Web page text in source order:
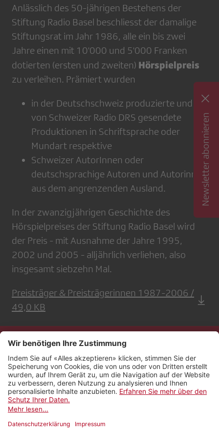
Anlässlich des 50-jährigen Bestehens der
Stiftung Radio Basel beschliesst der damalige
Stiftungsrat im Jahr 1986, alle ein bis zwei
Jahre einen mit 10'000 und 5'000 Franken
dotierten (ersten und zweiten) Hörspielpreis
zu verleihen. Prämiert wurden
in der Deutschschweiz produzierte und
von Schweizer Radio DRS gesendete
Produktionen in Schriftsprache oder
Mundart respektive
Schweizer AutorInnen oder
deutschsprachige Autoren und Autorinnen
aus dem angrenzenden Ausland.
In der zwanzigjährigen Geschichte des
Hörspielpreises der Stiftung Radio Basel wird
der Preis - mit Ausnahme der Jahre 1995,
2002 und 2005 - alljährlich verliehen, also
insgesamt siebzehn Mal.
Preisträger & Preisträgerinnen 1987-2006 /
49,0 KB
Newsletter abonnieren
Kontakt
Impressum
Rechtliches
Netiquette